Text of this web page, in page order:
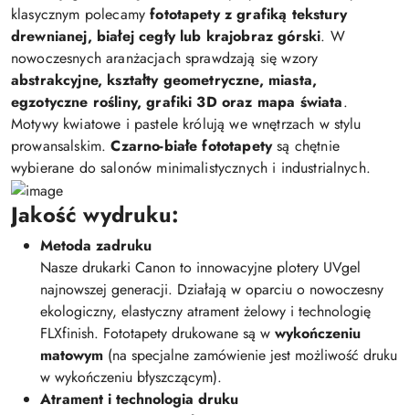
klasycznym polecamyfototapety z grafiką tekstury
drewnianej, białej cegły lub krajobraz górski. W
nowoczesnych aranżacjach sprawdzają się wzory
abstrakcyjne, kształty geometryczne, miasta,
egzotyczne rośliny, grafiki 3D oraz mapa świata.
Motywy kwiatowe i pastele królują we wnętrzach w stylu
prowansalskim.Czarno-białe fototapetysą chętnie
wybierane do salonów minimalistycznych i industrialnych.
Jakość wydruku:
Metoda zadruku
Nasze drukarki Canon to innowacyjne plotery UVgel
najnowszej generacji. Działają w oparciu o nowoczesny
ekologiczny, elastyczny atrament żelowy i technologię
FLXfinish. Fototapety drukowane są w wykończeniu
matowym (na specjalne zamówienie jest możliwość druku
w wykończeniu błyszczącym).
Atrament i technologia druku